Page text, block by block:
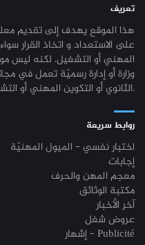
تعريف
هذا الموقع يهدف إلى تقديم
على الاستعداد و اتخاذ القرار
المهني أو التشغيل. لكنه ليس
وزارة أو إدارة رسميّة تعمل في
الثانوي أو التكوين المهني أو التشغيل.
روابط سريعة
اختبار نفسي - الميول المهنيّة
إجابات
معجم المهن والحرف
مكتبة الوثائق
آخر الأخبار
عروض شغل
إشهار - Publicité